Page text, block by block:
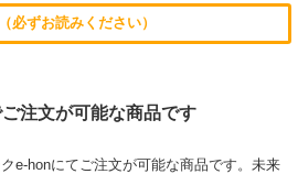
ずお読みください）
注文が可能な商品です
e-honにてご注文が可能な商品です。未来